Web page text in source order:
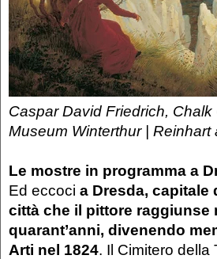
Caspar David Friedrich,
Museum Winterthur | Reinhart
Le mostre in programma a
Ed eccoci a Dresda, capitale
città che il pittore raggiunse
quarant’anni, divenendo
Arti nel 1824. Il Cimitero della